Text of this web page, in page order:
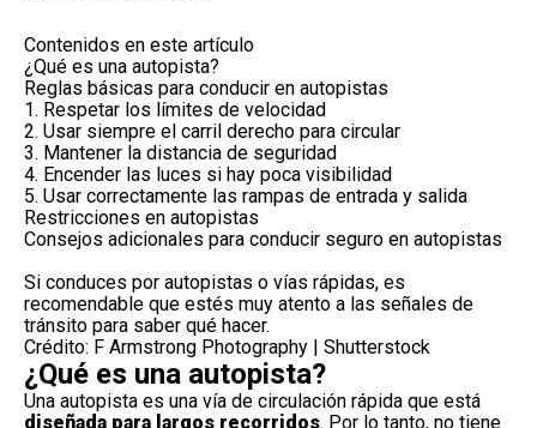
Contenidos en este artículo
¿Qué es una autopista?
Reglas básicas para conducir en autopistas
1. Respetar los límites de velocidad
2. Usar siempre el carril derecho para circular
3. Mantener la distancia de seguridad
4. Encender las luces si hay poca visibilidad
5. Usar correctamente las rampas de entrada y salida
Restricciones en autopistas
Consejos adicionales para conducir seguro en autopistas
Si conduces por autopistas o vías rápidas, es
recomendable que estés muy atento a las señales de
tránsito para saber qué hacer.
Crédito: F Armstrong Photography | Shutterstock
¿Qué es una autopista?
Una autopista es una vía de circulación rápida que está
diseñada para largos recorridos. Por lo tanto, no tiene